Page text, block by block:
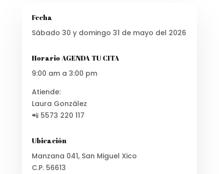
Fecha
Sábado 30 y domingo 31 de mayo del 2026
Horario AGENDA TU CITA
9:00 am a 3:00 pm
Atiende:
Laura González
📲 5573 220 117
Ubicación
Manzana 041, San Miguel Xico
C.P. 56613